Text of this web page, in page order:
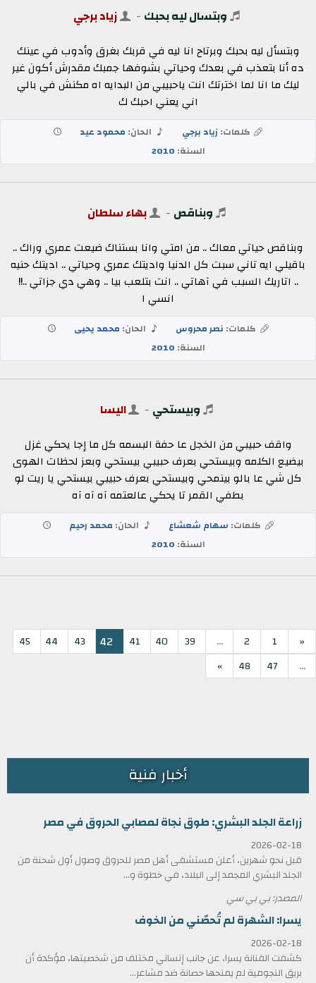
وبتسال ليه بحبك - زياد برجي
وبتسأل ليه بحبك وبرتاح انا ليه في قربك بغرق وأدوب في عينك
ده أنا بتعذب في بعدك وحياتي بشوفها جمبك مقدرش أكون غير
ليك ما انا لما اخترتك انت ياحبيبي من البدايه اه مكنش في بالي
اني يعني احبك ك
كلمات: زياد برجي الحان: محمود عيد
السنة: 2010
وبناقص - بهاء سلطان
وبناقص حياتي معاك .. من امتي وانا بستناك ضيعت عمري وراك ..
باقيلي ايه تاني سبت كل الدنيا واديتك عمري وحياتي .. اديتك حنيه
.. اتاريك السبب في آهاتي .. انت بتلعب بيا .. وهي دي جزاتي ..!!
انسي ا
كلمات: نصر محروس الحان: محمد يحيى
السنة: 2010
وبيستحي - اليسا
واقف حبيبي من الخجل عا حفة البسمه كل ما إجا يحكي غزل
بيضيع الكلمه وبيستحي بعرف حبيبي بيستحي وبعز لحظات الهوى
كل شي عا بالو بينمحي وبيستحي بعرف حبيبي بيستحي يا ريت لو
بطفي القمر تا يحكي عالعتمه آه آه آه
كلمات: سهام شعشاع الحان: محمد رحيم
السنة: 2010
«
1
2
...
39
40
41
42
43
44
45
...
47
48
»
أخبار فنية
زراعة الجلد البشري: طوق نجاة لمصابي الحروق في مصر
2026-02-18
قبل نحو شهرين، أعلن مستشفى أهل مصر للحروق وصول أول شحنة من
الجلد البشري المجمد إلى البلاد، في خطوة و...
المصدر: بي بي سي
يسرا: الشهرة لم تُحصّني من الخوف
2026-02-18
كشفت الفنانة يسرا، عن جانب إنساني مختلف من شخصيتها، مؤكدة أن
بريق النجومية لم يمنحها حصانة ضد مشاعر...